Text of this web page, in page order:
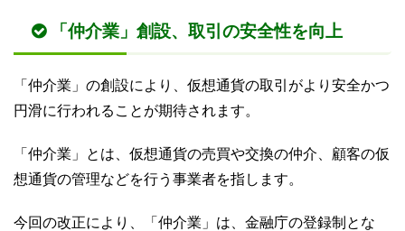
「仲介業」創設、取引の安全性を向上
「仲介業」の創設により、仮想通貨の取引がより安全かつ
円滑に行われることが期待されます。
「仲介業」とは、仮想通貨の売買や交換の仲介、顧客の仮
想通貨の管理などを行う事業者を指します。
今回の改正により、「仲介業」は、金融庁の登録制とな